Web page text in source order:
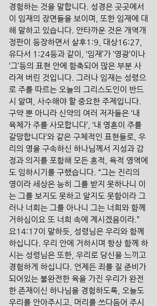
경험하는 것을 말합니다. 성경은 곳곳에서
이 임재의 장면들을 보이며, 또한 임재에 대
해 말하고 있습니다. 안타까운 것은 개역개
정판이 등장하면서 살후1:9, 대상16:27,
유다서 1:24등과 같이, ‘임재’가 ‘영광’이나
‘그’등의 표현 안에 함축되어 많은 부분 사
라져 버린 것입니다. 그러나 임재는 성령으
로 주를 따르는 오늘의 그리스도인이 반드
시 알며, 사수해야 할 중요한 주제입니다.
구약 뿐 아니라 신약의 여러 저자들은 ‘내
육체가 주를 사모합니다’, ‘내 영혼이 주를
갈망합니다’와 같은 구체적인 표현들로, 우
리의 영을 구속하신 하나님께서 지성과 감
정과 의지를 포함해 모든 혼적, 육적 영역에
도 임하시기를 구했습니다. “그는 진리의
영이라 세상은 능히 그를 받지 못하나니 이
는 그를 보지도 못하고 알지도 못함이라 그
러나 너희는 그를 아나니 그는 너희와 함께
거하심이요 또 너희 속에 계시겠음이라.”
요14:17이 말하듯, 성령님은 우리와 함께
하십니다. 우리 안에 거하시며 항상 함께 하
시는 성령님은 또한, 우리로 당신을 느끼고
경험하게 하십니다. 언제든 죄를 질 준비가
되어있는 불완전한 육을 가진 우리가 완전
한 존재이신 하나님을 경험하도록, 오늘도
우리를 안아주시고, 머리를 쓰다듬어 주시